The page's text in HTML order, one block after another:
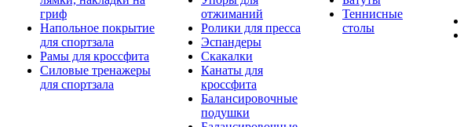
гриф
Напольное покрытие
для спортзала
Рамы для кроссфита
Силовые тренажеры
для спортзала
отжиманий
Ролики для пресса
Эспандеры
Скакалки
Канаты для
кроссфита
Балансировочные
подушки
Теннисные
столы